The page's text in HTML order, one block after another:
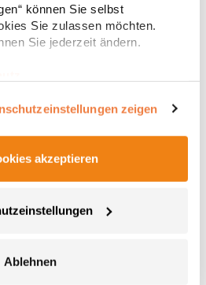
können Sie selbst
Sie zulassen möchten.
Sie jederzeit ändern.
zeigen
akzeptieren
Ablehnen